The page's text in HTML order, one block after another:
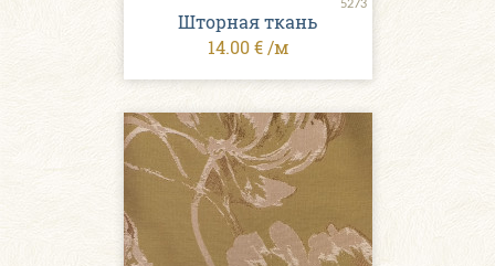
5273
Шторная ткань
14.00 € /м